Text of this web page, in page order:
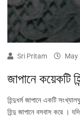
Sri Pritam May
জাপানে কয়েকটি
হিন্দুধর্ম জাপানে একটি
হিন্দু জাপানে বসবাস করে ।